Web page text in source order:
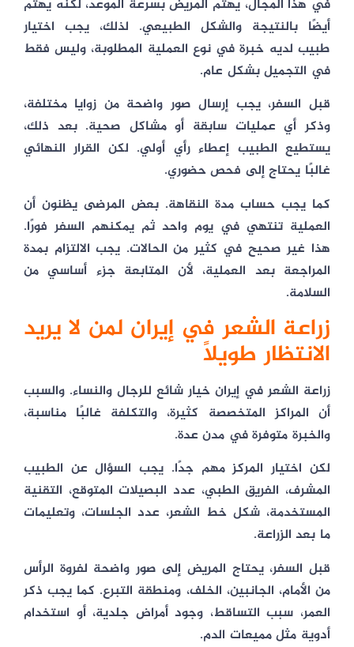
في هذا المجال، يهتم المريض بسرعة الموعد، لكنه يهتم
أيضًا بالنتيجة والشكل الطبيعي. لذلك، يجب اختيار
طبيب لديه خبرة في نوع العملية المطلوبة، وليس فقط
في التجميل بشكل عام.
قبل السفر، يجب إرسال صور واضحة من زوايا مختلفة،
وذكر أي عمليات سابقة أو مشاكل صحية. بعد ذلك،
يستطيع الطبيب إعطاء رأي أولي. لكن القرار النهائي
غالبًا يحتاج إلى فحص حضوري.
كما يجب حساب مدة النقاهة. بعض المرضى يظنون أن
العملية تنتهي في يوم واحد ثم يمكنهم السفر فورًا.
هذا غير صحيح في كثير من الحالات. يجب الالتزام بمدة
المراجعة بعد العملية، لأن المتابعة جزء أساسي من
السلامة.
زراعة الشعر في إيران لمن لا يريد
الانتظار طويلًا
زراعة الشعر في إيران خيار شائع للرجال والنساء. والسبب
أن المراكز المتخصصة كثيرة، والتكلفة غالبًا مناسبة،
والخبرة متوفرة في مدن عدة.
لكن اختيار المركز مهم جدًا. يجب السؤال عن الطبيب
المشرف، الفريق الطبي، عدد البصيلات المتوقع، التقنية
المستخدمة، شكل خط الشعر، عدد الجلسات، وتعليمات
ما بعد الزراعة.
قبل السفر، يحتاج المريض إلى صور واضحة لفروة الرأس
من الأمام، الجانبين، الخلف، ومنطقة التبرع. كما يجب ذكر
العمر، سبب التساقط، وجود أمراض جلدية، أو استخدام
أدوية مثل مميعات الدم.